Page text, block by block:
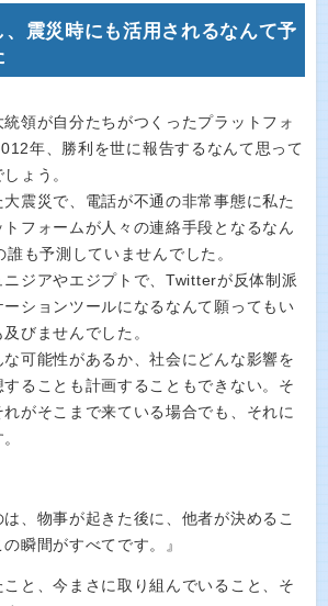
、震災時にも活用されるなんて予
統領が自分たちがつくったプラットフォ
年、勝利を世に報告するなんて思って
ょう。
大震災で、電話が不通の非常事態に私た
フォームが人々の連絡手段となるなん
も予測していませんでした。
ニジアやエジプトで、Twitterが反体制派
ションツールになるなんて願ってもい
びませんでした。
可能性があるか、社会にどんな影響を
ることも計画することもできない。そ
れがそこまで来ている場合でも、それに
、物事が起きた後に、他者が決めるこ
瞬間がすべてです。』
と、今まさに取り組んでいること、そ